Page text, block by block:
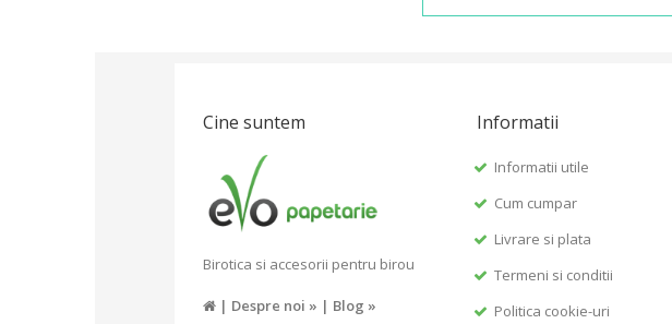
Cine suntem
Birotica si accesorii pentru birou
| Despre noi » | Blog »
Informatii
Informatii utile
Cum cumpar
Livrare si plata
Termeni si conditii
Politica cookie-uri